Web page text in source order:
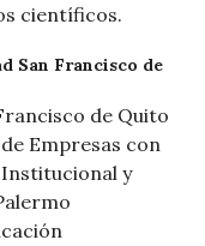
científicos.
San Francisco de
de Quito
Empresas con
y